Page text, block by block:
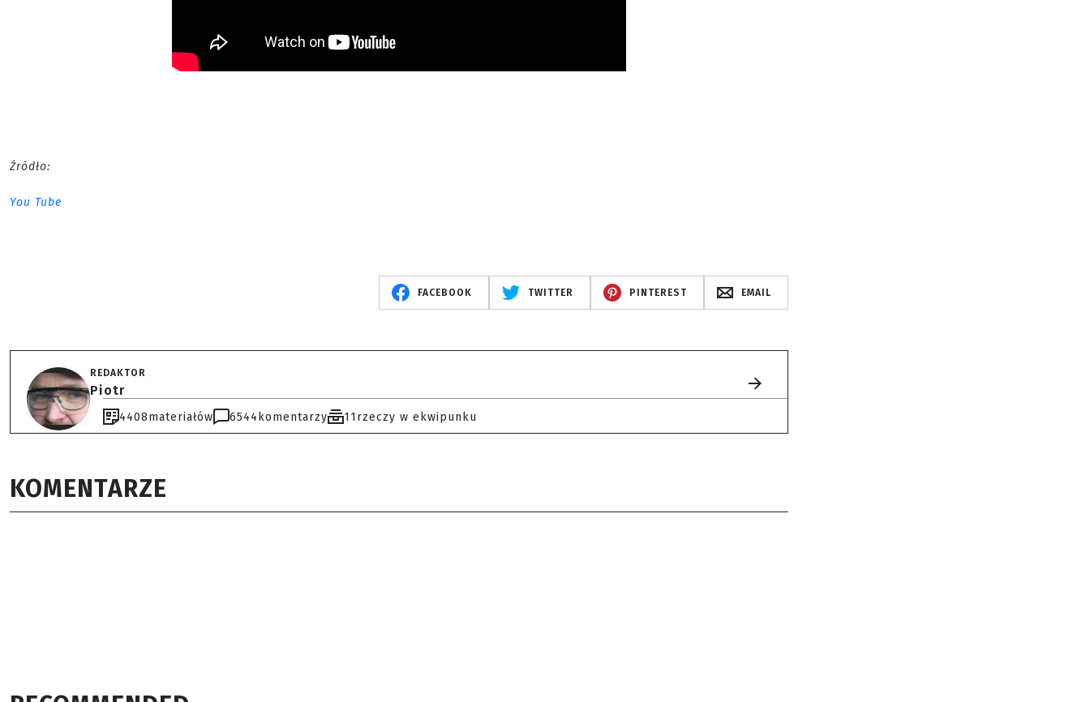
Źródło:
You Tube
FACEBOOK TWITTER PINTEREST EMAIL
REDAKTOR
Piotr
4408materiałów 6544 komentarzy 11rzeczy w ekwipunku
KOMENTARZE